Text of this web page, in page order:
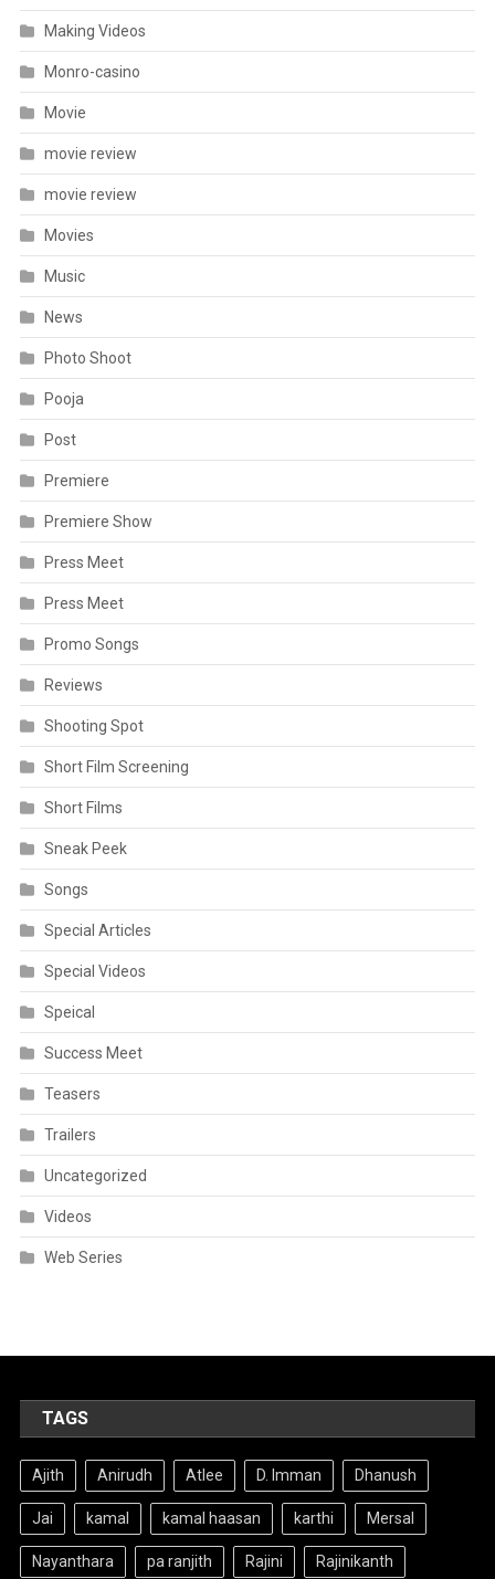
Making Videos
Monro-casino
Movie
movie review
movie review
Movies
Music
News
Photo Shoot
Pooja
Post
Premiere
Premiere Show
Press Meet
Press Meet
Promo Songs
Reviews
Shooting Spot
Short Film Screening
Short Films
Sneak Peek
Songs
Special Articles
Special Videos
Speical
Success Meet
Teasers
Trailers
Uncategorized
Videos
Web Series
TAGS
Ajith Anirudh Atlee D. Imman Dhanush
Jai kamal kamal haasan karthi Mersal
Nayanthara pa ranjith Rajini Rajinikanth